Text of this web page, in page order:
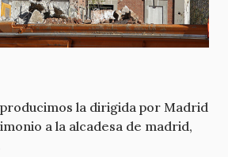
la dirigida por Madrid
a la alcadesa de madrid,